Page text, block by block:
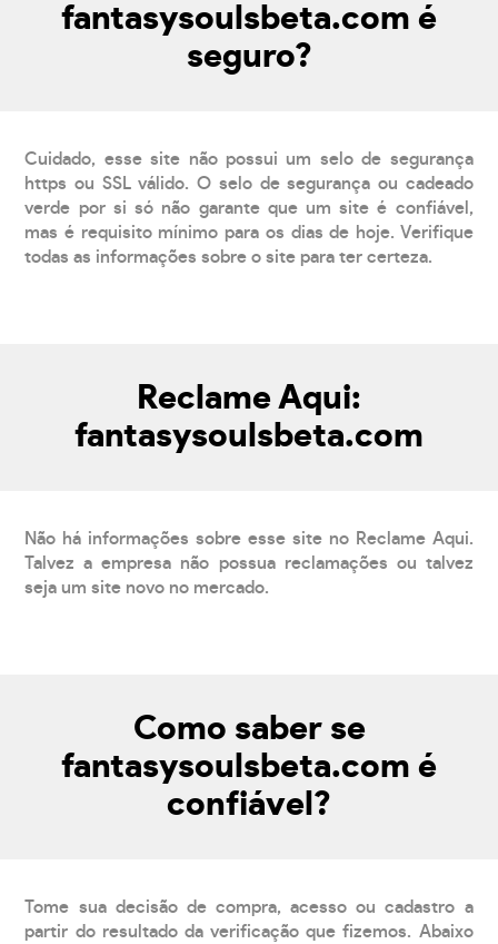
fantasysoulsbeta.com é
seguro?
Cuidado, esse site não possui um selo de segurança
https ou SSL válido. O selo de segurança ou cadeado
verde por si só não garante que um site é confiável,
mas é requisito mínimo para os dias de hoje. Verifique
todas as informações sobre o site para ter certeza.
Reclame Aqui:
fantasysoulsbeta.com
Não há informações sobre esse site no Reclame Aqui.
Talvez a empresa não possua reclamações ou talvez
seja um site novo no mercado.
Como saber se
fantasysoulsbeta.com é
confiável?
Tome sua decisão de compra, acesso ou cadastro a
partir do resultado da verificação que fizemos. Abaixo